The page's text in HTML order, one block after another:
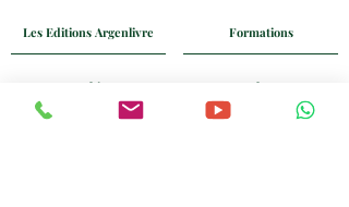
Les Editions Argenlivre
Coaching
Formations
Blog